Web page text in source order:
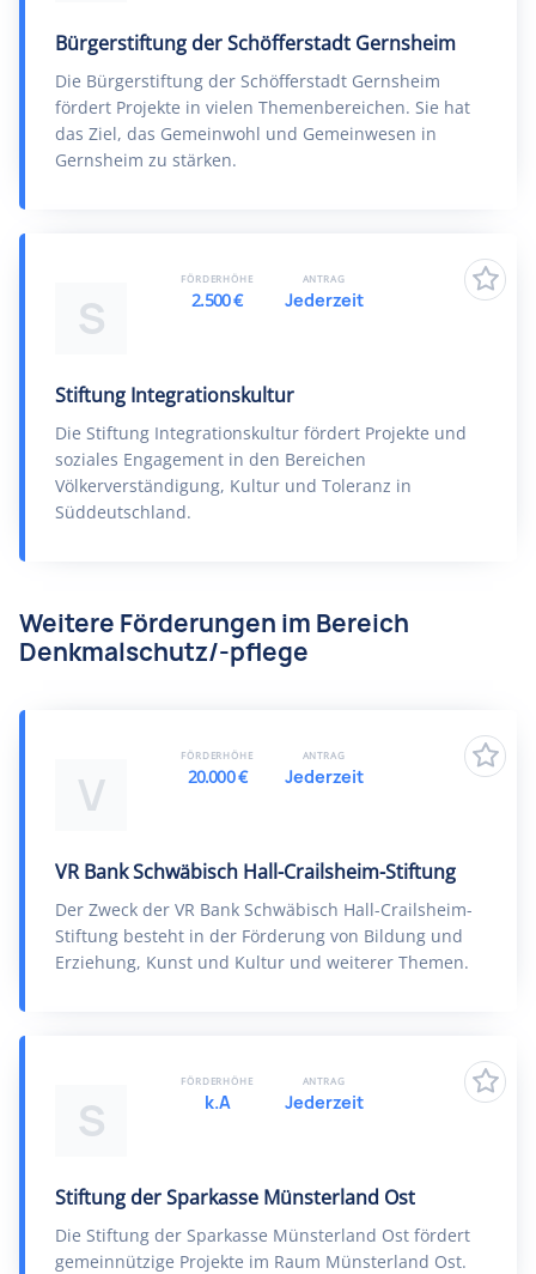
Bürgerstiftung der Schöfferstadt Gernsheim
Die Bürgerstiftung der Schöfferstadt Gernsheim
fördert Projekte in vielen Themenbereichen. Sie hat
das Ziel, das Gemeinwohl und Gemeinwesen in
Gernsheim zu stärken.
S
Stiftung Integrationskultur
Die Stiftung Integrationskultur fördert Projekte und
soziales Engagement in den Bereichen
Völkerverständigung, Kultur und Toleranz in
Süddeutschland.
FÖRDERHÖHE
2.500 €
ANTRAG
Jederzeit
Weitere Förderungen im Bereich
Denkmalschutz/-pflege
V
VR Bank Schwäbisch Hall-Crailsheim-Stiftung
Der Zweck der VR Bank Schwäbisch Hall-Crailsheim-
Stiftung besteht in der Förderung von Bildung und
Erziehung, Kunst und Kultur und weiterer Themen.
FÖRDERHÖHE
20.000 €
ANTRAG
Jederzeit
S
Stiftung der Sparkasse Münsterland Ost
Die Stiftung der Sparkasse Münsterland Ost fördert
gemeinnützige Projekte im Raum Münsterland Ost.
FÖRDERHÖHE
k.A
ANTRAG
Jederzeit